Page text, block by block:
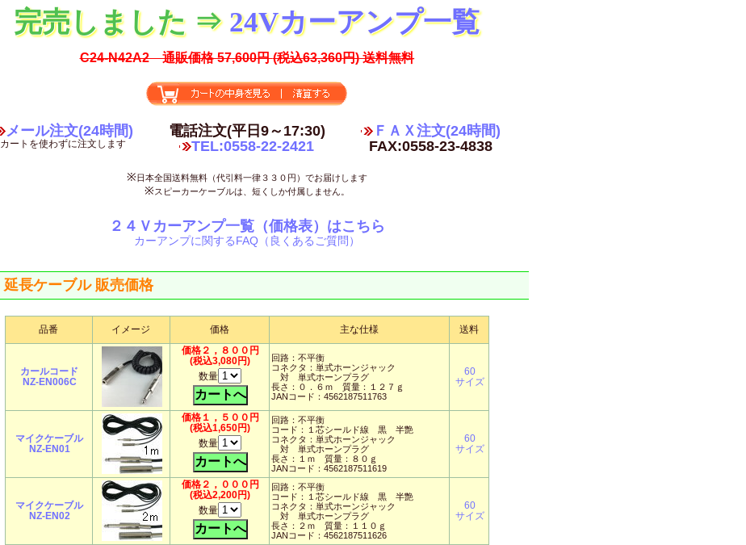
完売しました ⇒ 24Vカーアンプ一覧
C24-N42A2 通販価格 57,600円(税込63,360円)送料無料
メール注文(24時間)
カートを使わずに注文します
ＦＡＸ注文(24時間)
FAX:0558-23-4838
電話注文(平日9～17:30)
TEL:0558-22-2421
※日本全国送料無料（代引料一律３３０円）でお届けします
※スピーカーケーブルは、短くしか付属しません。
２４Ｖカーアンプ一覧（価格表）はこちら
カーアンプに関するFAQ（良くあるご質問）
延長ケーブル 販売価格
品番 イメージ 価格 主な仕様 送料
カールコード
NZ-EN006C
価格２，８００円
(税込3,080円)
数量
回路：不平衡
コネクタ：単式ホーンジャック
対 単式ホーンプラグ
長さ：０．６ｍ 質量：１２７ｇ
JANコード：4562187511763
60
サイズ
マイクケーブル
NZ-EN01
価格１，５００円
(税込1,650円)
数量
回路：不平衡
コード：１芯シールド線 黒 半艶
コネクタ：単式ホーンジャック
対 単式ホーンプラグ
長さ：１ｍ 質量：８０ｇ
JANコード：4562187511619
60
サイズ
マイクケーブル
NZ-EN02
価格２，０００円
(税込2,200円)
数量
回路：不平衡
コード：１芯シールド線 黒 半艶
コネクタ：単式ホーンジャック
対 単式ホーンプラグ
長さ：２ｍ 質量：１１０ｇ
JANコード：4562187511626
60
サイズ